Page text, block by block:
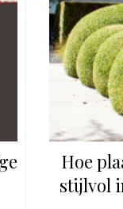
Hoe
stijlvol